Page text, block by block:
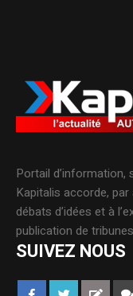
Portail d’information,
Kapitalis accorde,
débats d’idées et à
publication de
SUIVEZ NOUS